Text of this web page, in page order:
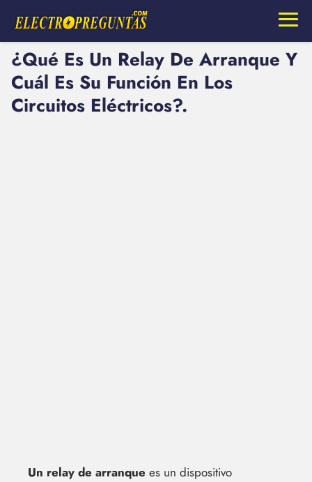
¿Qué Es Un Relay De Arranque Y
Cuál Es Su Función En Los
Circuitos Eléctricos?.
Un relay de arranque es un dispositivo